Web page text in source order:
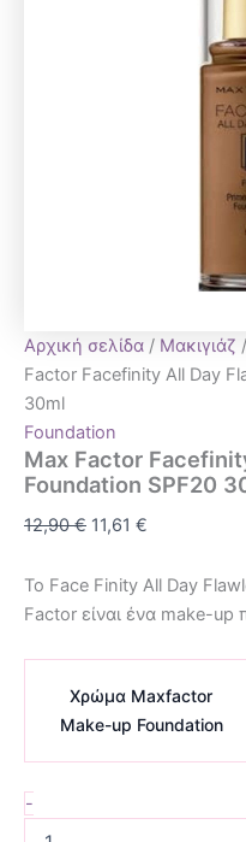
Αρχική σελίδα / Μακιγιάζ /
Factor Facefinity All Day
30ml
Foundation
Max Factor
Foundation SPF20
12,90€ 11,61 €
Το Face Finity All Day
Factor είναι ένα make-up
Χρώμα Maxfactor
Make-up Foundation
-